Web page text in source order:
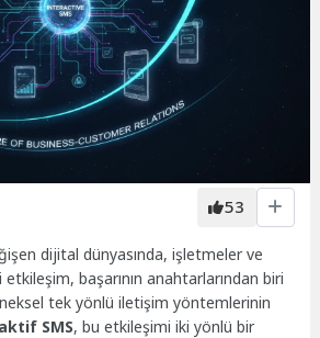
53
dijital dünyasında, işletmeler ve
başarının anahtarlarından biri
tek yönlü iletişim yöntemlerinin
SMS, bu etkileşimi iki yönlü bir